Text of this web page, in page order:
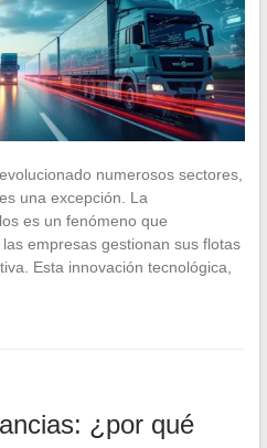
numerosos sectores,
una excepción. La
es un fenómeno que
empresas gestionan sus flotas
Esta innovación tecnológica,
¿por qué